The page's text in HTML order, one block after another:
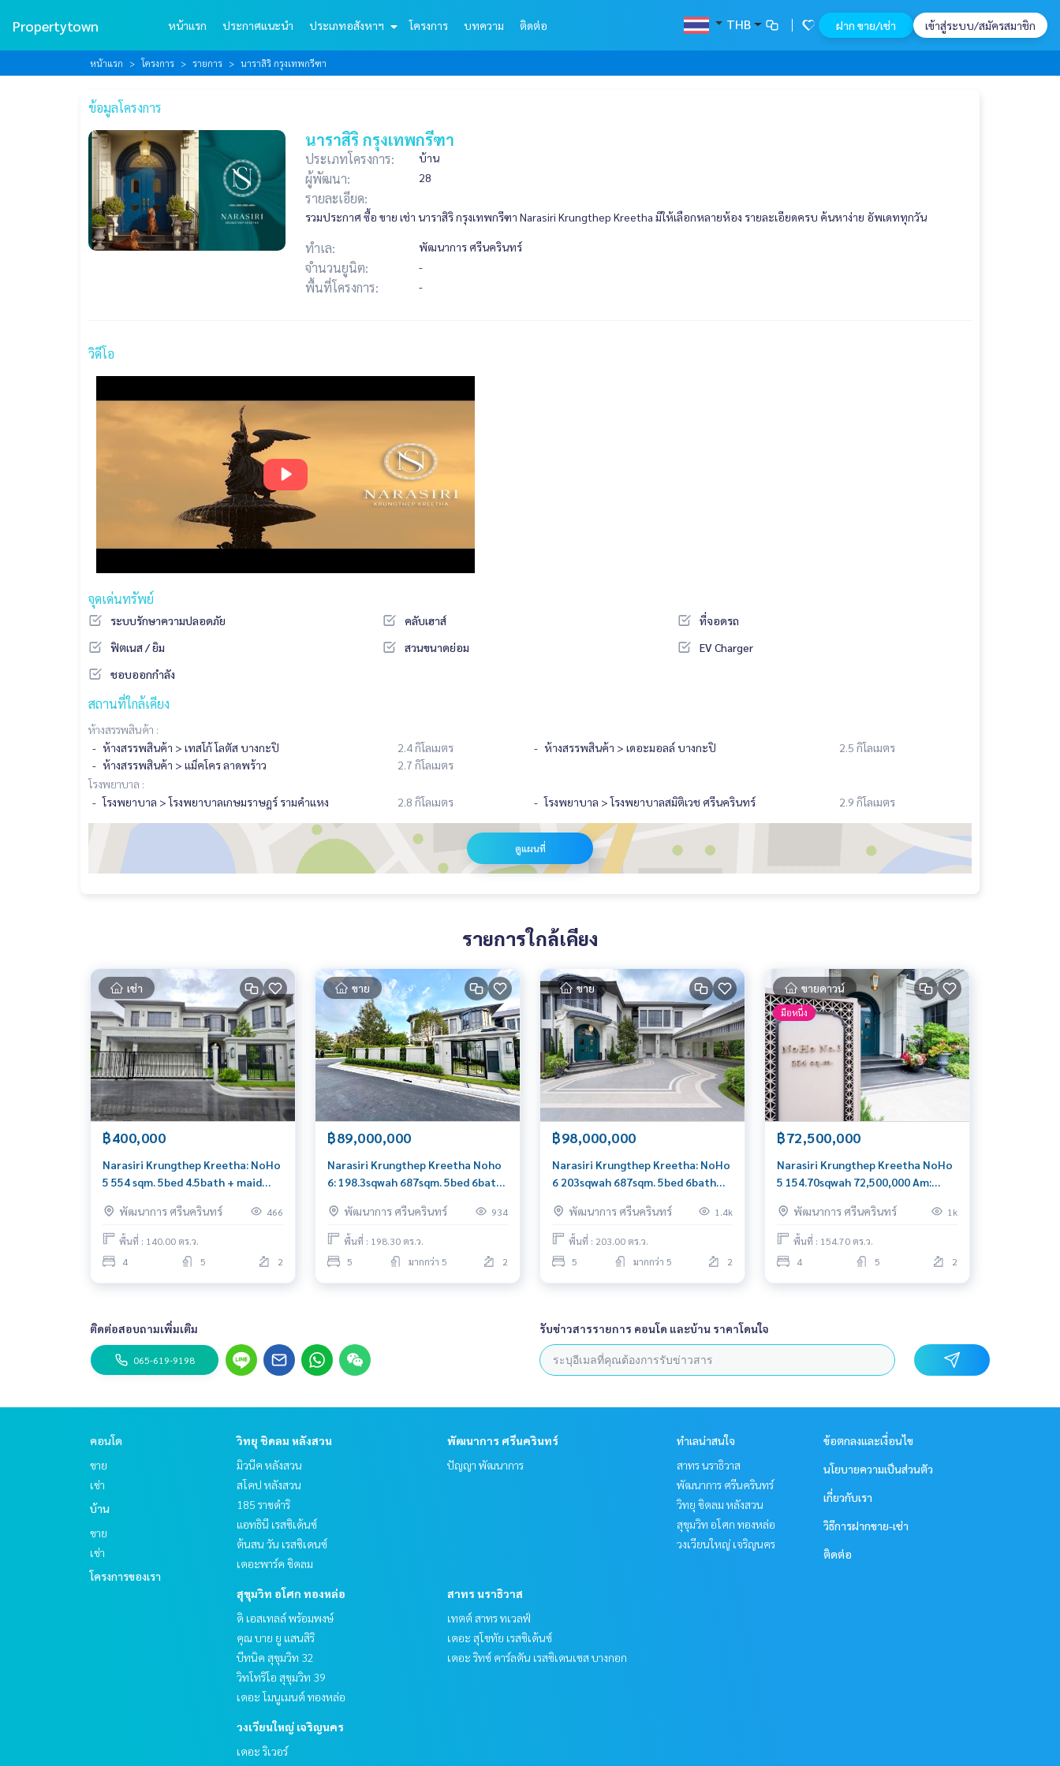
Propertytown หน้าแรก ประกาศแนะนำ ประเภทอสังหาฯ โครงการ บทความ ติดต่อ THB ฝาก ขาย/เช่า เข้าสู่ระบบ/สมัครสมาชิก
หน้าแรก โครงการ รายการ นาราสิริ กรุงเทพกรีฑา
ข้อมูลโครงการ
นาราสิริ กรุงเทพกรีฑา
ประเภทโครงการ: บ้าน
ผู้พัฒนา: 28
รายละเอียด:
รวมประกาศ ซื้อ ขาย เช่า นาราสิริ กรุงเทพกรีฑา Narasiri Krungthep Kreetha มีให้เลือกหลายห้อง รายละเอียดครบ ค้นหาง่าย อัพเดททุกวัน
ทำเล: พัฒนาการ ศรีนครินทร์
จำนวนยูนิต: -
พื้นที่โครงการ: -
วิดีโอ
จุดเด่นทรัพย์
ระบบรักษาความปลอดภัย คลับเฮาส์
ที่จอดรถ
ฟิตเนส / ยิม
สวนขนาดย่อม
EV Charger
ชอบออกกำลัง
สถานที่ใกล้เคียง
ห้างสรรพสินค้า :
ห้างสรรพสินค้า > เทสโก้ โลตัส บางกะปิ
2.4 กิโลเมตร ห้างสรรพสินค้า > เดอะมอลล์ บางกะปิ
2.5 กิโลเมตร
ห้างสรรพสินค้า > แม็คโคร ลาดพร้าว
2.7 กิโลเมตร
โรงพยาบาล :
โรงพยาบาล > โรงพยาบาลเกษมราษฎร์ รามคำแหง
2.8 กิโลเมตร โรงพยาบาล > โรงพยาบาลสมิติเวช ศรีนครินทร์ 2.9 กิโลเมตร
ดูแผนที่
รายการใกล้เคียง
เช่า
฿400,000
Narasiri Krungthep Kreetha: NoHo
5 554 sqm. 5bed 4.5bath + maid
พัฒนาการ ศรีนครินทร์
466
พื้นที่ : 140.00 ตร.ว.
4
5 2
ขาย
฿89,000,000
Narasiri Krungthep Kreetha Noho
6: 198.3sqwah 687sqm. 5bed 6bath
พัฒนาการ ศรีนครินทร์
934
พื้นที่ : 198.30 ตร.ว.
5
มากกว่า 5 2
ขาย
฿98,000,000
Narasiri Krungthep Kreetha: NoHo
6 203sqwah 687sqm. 5bed 6bath
พัฒนาการ ศรีนครินทร์
1.4k
พื้นที่ : 203.00 ตร.ว.
5
มากกว่า 5 2
ขายดาวน์
มือหนึ่ง
฿72,500,000
Narasiri Krungthep Kreetha NoHo
5 154.70sqwah 72,500,000 Am:
พัฒนาการ ศรีนครินทร์
1k
พื้นที่ : 154.70 ตร.ว.
4
5 2
ติดต่อสอบถามเพิ่มเติม
065-619-9198
รับข่าวสารรายการ คอนโด และบ้าน ราคาโดนใจ
คอนโด
ขาย
เช่า
บ้าน
ขาย
เช่า
โครงการของเรา
วิทยุ ชิดลม หลังสวน
มิวนีค หลังสวน
สโคป หลังสวน
185 ราชดำริ
แอทธินี เรสซิเด้นซ์
ต้นสน วัน เรสซิเดนซ์
เดอะพาร์ค ชิดลม
พัฒนาการ ศรีนครินทร์
ปัญญา พัฒนาการ
สุขุมวิท อโศก ทองหล่อ
ดิ เอสเทลล์ พร้อมพงษ์
คุณ บาย ยู แสนสิริ
บีทนิค สุขุมวิท 32
วิทโทริโอ สุขุมวิท 39
เดอะ โมนูเมนต์ ทองหล่อ
สาทร นราธิวาส
เทตต์ สาทร ทเวลฟ์
เดอะ สุโขทัย เรสซิเด้นซ์
เดอะ ริทซ์ คาร์ลตัน เรสซิเดนเซส บางกอก
วงเวียนใหญ่ เจริญนคร
เดอะ ริเวอร์
ทำเลน่าสนใจ
สาทร นราธิวาส
พัฒนาการ ศรีนครินทร์
วิทยุ ชิดลม หลังสวน
สุขุมวิท อโศก ทองหล่อ
วงเวียนใหญ่ เจริญนคร
ข้อตกลงและเงื่อนไข
นโยบายความเป็นส่วนตัว
เกี่ยวกับเรา
วิธีการฝากขาย-เช่า
ติดต่อ